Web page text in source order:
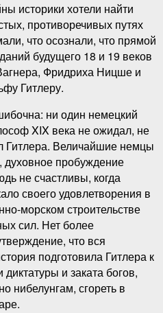
историки хотели найти
противоречивых путях
что осознали, что прямой
будущего 18 и 19 веков
Фридриха Ницше и
Гитлеру.
ни один немецкий
XIX века не ожидал, не
Гитлера. Величайшие немцы
, духовное пробуждение
не счастливы, когда
своего удовлетворения в
морском строительстве
сил. Нет более
что вся
подготовила Гитлера к
и заката богов,
нибелунгам, сгореть в